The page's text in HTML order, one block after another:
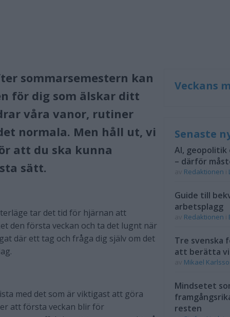
sommarsemestern kan
för dig som älskar ditt
våra vanor, rutiner
normala. Men håll ut, ​vi
att du ska kunna
sätt.
tar det tid för hjärnan att
den första veckan och ta det lugnt när
där ett tag och fråga dig själv om det
med ​det som är viktigast att göra
att första veckan blir för
Veckans
Senaste
AI,
– därför
Redaktionen
Guide till
arbetsplagg
Redaktionen
Tre svenska
att berätta
Mikael
Mindsetet
resten